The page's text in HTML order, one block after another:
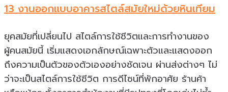
13 งานออกแบบอาคารสไตล์สมัยใหม่ด้วยหินเทียม
ยุคสมัยที่เปลี่ยนไป สไตล์การใช้ชีวิตและการทำงานของ
ผู้คนสมัยนี้ เริ่มแสดงเอกลักษณ์เฉพาะตัวและแสดงออก
ถึงความเป็นตัวของตัวเองอย่างชัดเจน ผ่านส่งต่างๆ ไม่
ว่าจะเป็นสไตล์การใช้ชีวิต การดีไซน์ที่พักอาศัย ร้านค้า